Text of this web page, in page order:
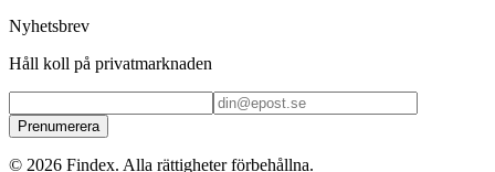
Nyhetsbrev
Håll koll på privatmarknaden
Prenumerera
© 2026 Findex. Alla rättigheter förbehållna.